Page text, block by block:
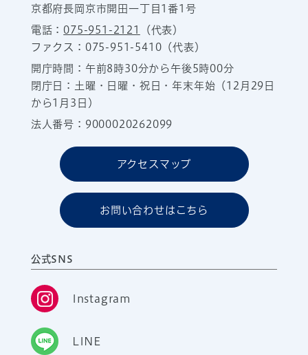
京都府長岡京市開田一丁目1番1号
電話：075-951-2121
（代表）
ファクス：075-951-5410（代表）
開庁時間：午前8時30分から午後5時00分
閉庁日：土曜・日曜・祝日・年末年始（12月29日
から1月3日）
法人番号：9000020262099
アクセスマップ
お問い合わせはこちら
公式SNS
Instagram
LINE